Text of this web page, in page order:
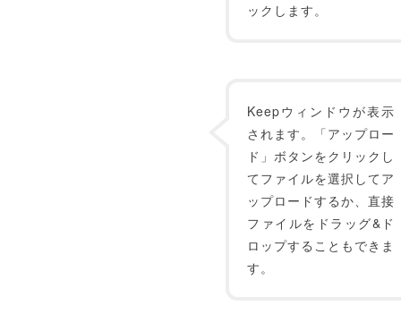
ックします。
Keepウィンドウが表示
されます。「アップロー
ド」ボタンをクリックし
てファイルを選択してア
ップロードするか、直接
ファイルをドラッグ&ド
ロップすることもできま
す。